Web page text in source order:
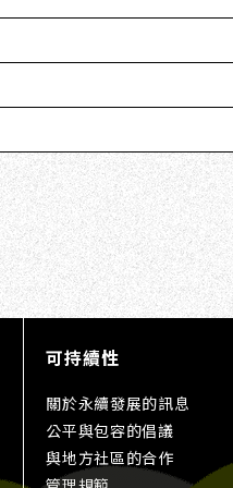
可持續性
關於永續發展的訊息
公平與包容的倡議
與地方社區的合作